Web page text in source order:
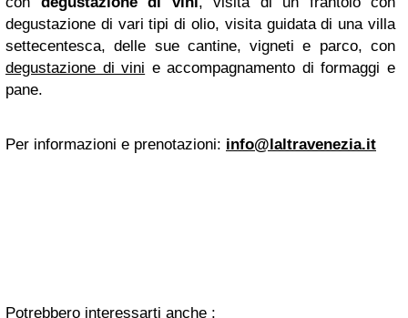
degustazione di vari tipi di olio, visita guidata di una villa
settecentesca, delle sue cantine, vigneti e parco, con
degustazione di vini e accompagnamento di formaggi e
pane.
Per informazioni e prenotazioni: info@laltravenezia.it
Potrebbero interessarti anche :